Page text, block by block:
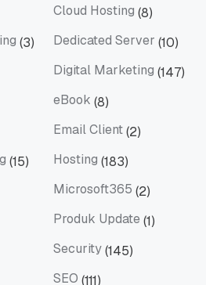
Cloud Hosting (8)
(3) Dedicated Server (10)
Digital Marketing (147)
eBook (8)
Email Client(2)
(15) Hosting (183)
Microsoft365 (2)
Produk Update (1)
Security(145)
SEO (111)